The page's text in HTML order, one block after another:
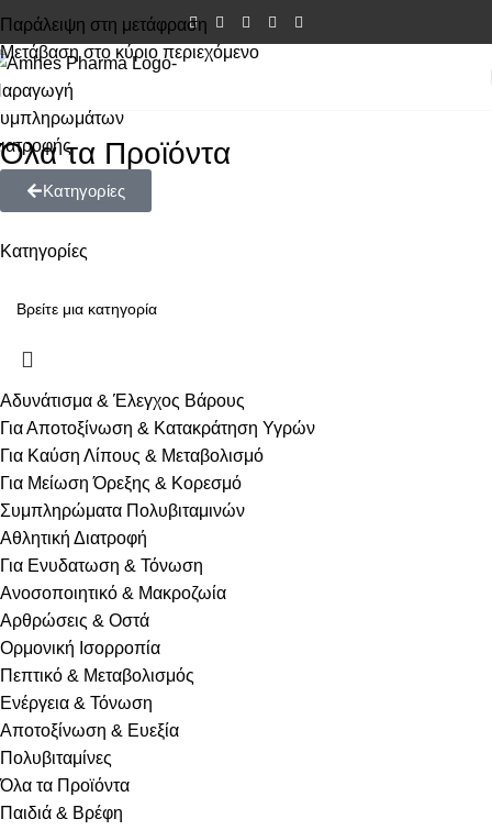
Παράλειψη στη μετάφραση
Μετάβαση στο κύριο περιεχόμενο
Όλα τα Προϊόντα
Κατηγορίες
Κατηγορίες
Αδυνάτισμα & Έλεγχος Βάρους
Για Αποτοξίνωση & Κατακράτηση Υγρών
Για Καύση Λίπους & Μεταβολισμό
Για Μείωση Όρεξης & Κορεσμό
Συμπληρώματα Πολυβιταμινών
Αθλητική Διατροφή
Για Ενυδατωση & Τόνωση
Ανοσοποιητικό & Μακροζωία
Αρθρώσεις & Οστά
Ορμονική Ισορροπία
Πεπτικό & Μεταβολισμός
Ενέργεια & Τόνωση
Αποτοξίνωση & Ευεξία
Πολυβιταμίνες
Όλα τα Προϊόντα
Παιδιά & Βρέφη